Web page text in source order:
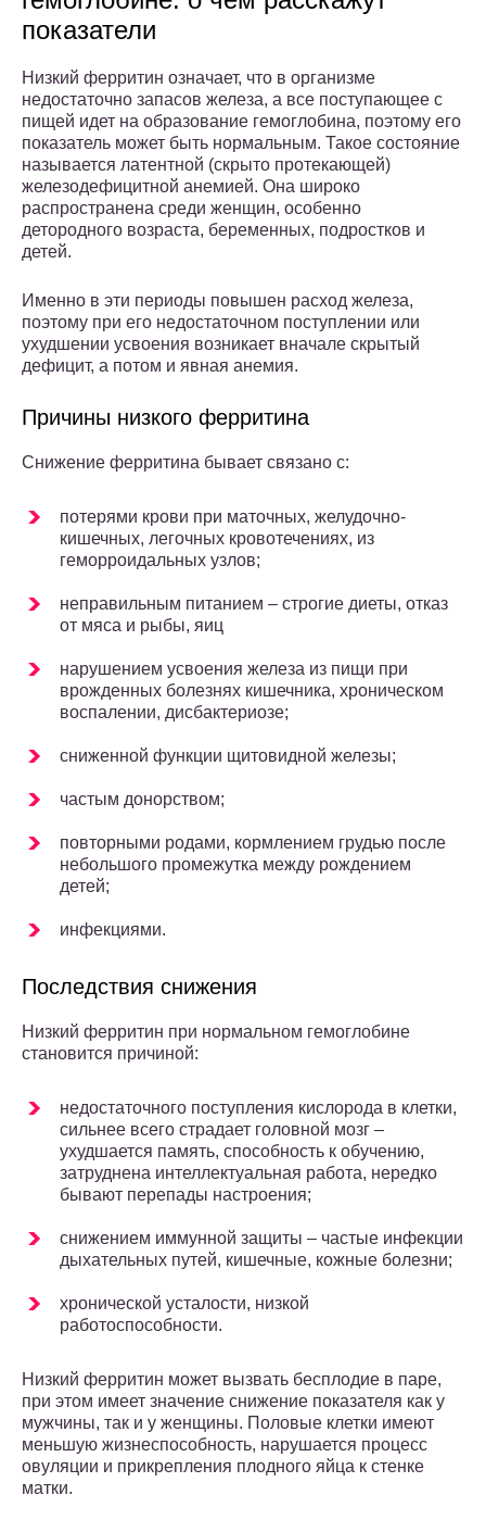
показатели
Низкий ферритин означает, что в организме
недостаточно запасов железа, а все поступающее с
пищей идет на образование гемоглобина, поэтому его
показатель может быть нормальным. Такое состояние
называется латентной (скрыто протекающей)
железодефицитной анемией. Она широко
распространена среди женщин, особенно
детородного возраста, беременных, подростков и
детей.
Именно в эти периоды повышен расход железа,
поэтому при его недостаточном поступлении или
ухудшении усвоения возникает вначале скрытый
дефицит, а потом и явная анемия.
Причины низкого ферритина
Снижение ферритина бывает связано с:
потерями крови при маточных, желудочно-
кишечных, легочных кровотечениях, из
геморроидальных узлов;
неправильным питанием – строгие диеты, отказ
от мяса и рыбы, яиц
нарушением усвоения железа из пищи при
врожденных болезнях кишечника, хроническом
воспалении, дисбактериозе;
сниженной функции щитовидной железы;
частым донорством;
повторными родами, кормлением грудью после
небольшого промежутка между рождением
детей;
инфекциями.
Последствия снижения
Низкий ферритин при нормальном гемоглобине
становится причиной:
недостаточного поступления кислорода в клетки,
сильнее всего страдает головной мозг –
ухудшается память, способность к обучению,
затруднена интеллектуальная работа, нередко
бывают перепады настроения;
снижением иммунной защиты – частые инфекции
дыхательных путей, кишечные, кожные болезни;
хронической усталости, низкой
работоспособности.
Низкий ферритин может вызвать бесплодие в паре,
при этом имеет значение снижение показателя как у
мужчины, так и у женщины. Половые клетки имеют
меньшую жизнеспособность, нарушается процесс
овуляции и прикрепления плодного яйца к стенке
матки.